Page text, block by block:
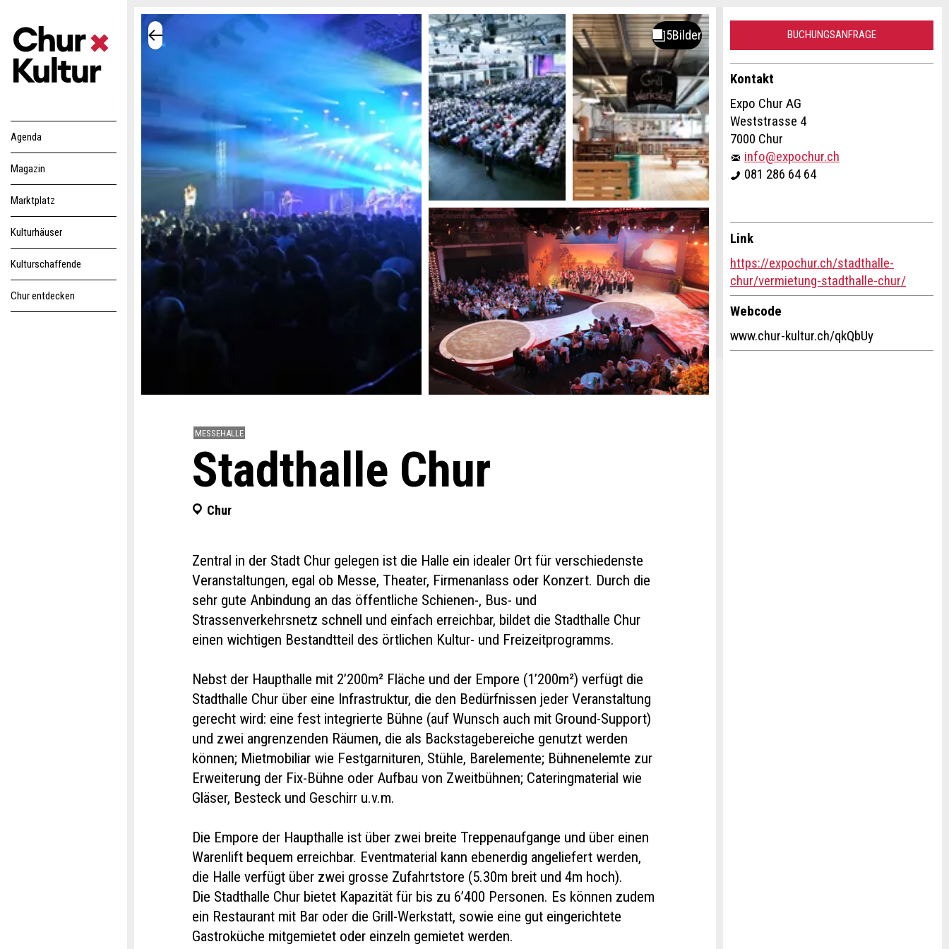
Agenda
Magazin
Marktplatz
Kulturhäuser
Kulturschaffende
Chur entdecken
MESSEHALLE
Stadthalle Chur
Chur
Zentral in der Stadt Chur gelegen ist die Halle ein idealer Ort für verschiedenste
Veranstaltungen, egal ob Messe, Theater, Firmenanlass oder Konzert. Durch die
sehr gute Anbindung an das öffentliche Schienen-, Bus- und
Strassenverkehrsnetz schnell und einfach erreichbar, bildet die Stadthalle Chur
einen wichtigen Bestandtteil des örtlichen Kultur- und Freizeitprogramms.
Nebst der Haupthalle mit 2’200m² Fläche und der Empore (1’200m²) verfügt die
Stadthalle Chur über eine Infrastruktur, die den Bedürfnissen jeder Veranstaltung
gerecht wird: eine fest integrierte Bühne (auf Wunsch auch mit Ground-Support)
und zwei angrenzenden Räumen, die als Backstagebereiche genutzt werden
können; Mietmobiliar wie Festgarnituren, Stühle, Barelemente; Bühnenelemte zur
Erweiterung der Fix-Bühne oder Aufbau von Zweitbühnen; Cateringmaterial wie
Gläser, Besteck und Geschirr u.v.m.
Die Empore der Haupthalle ist über zwei breite Treppenaufgange und über einen
Warenlift bequem erreichbar. Eventmaterial kann ebenerdig angeliefert werden,
die Halle verfügt über zwei grosse Zufahrtstore (5.30m breit und 4m hoch).
Die Stadthalle Chur bietet Kapazität für bis zu 6’400 Personen. Es können zudem
ein Restaurant mit Bar oder die Grill-Werkstatt, sowie eine gut eingerichtete
Gastroküche mitgemietet oder einzeln gemietet werden.
BUCHUNGSANFRAGE
Kontakt
Expo Chur AG
Weststrasse 4
7000 Chur
info@expochur.ch
081 286 64 64
Link
https://expochur.ch/stadthalle-
chur/vermietung-stadthalle-chur/
Webcode
www.chur-kultur.ch/qkQbUy